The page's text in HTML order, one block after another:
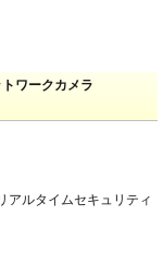
ワークカメラ
アルタイムセキュリティ